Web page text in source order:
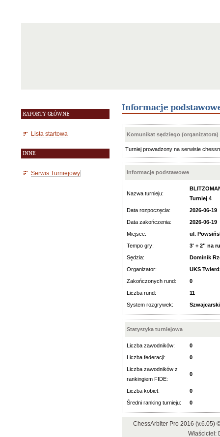
RAPORTY GŁÓWNE
Lista startowa
INNE
Serwis Turniejowy
Informacje
Komunikat sędziego (organizatora)
Turniej prowadzony na serwisie
Informacje podstawowe
Nazwa turnieju:
Turniej 4
Data rozpoczęcia:
2026-06-19
Data zakończenia:
2026-06-19
Miejsce:
ul.
Tempo gry:
3' + 2'' na
Sędzia:
Dominik
Organizator:
UKS
Zakończonych rund:
0
Liczba rund:
11
System rozgrywek:
Szwajcarski
Statystyka turniejowa
Liczba zawodników:
0
Liczba federacji:
0
Liczba zawodników z
rankingiem FIDE:
0
Liczba kobiet:
0
Średni ranking turnieju:
0
ChessArbiter Pro 2016
Właściciel: